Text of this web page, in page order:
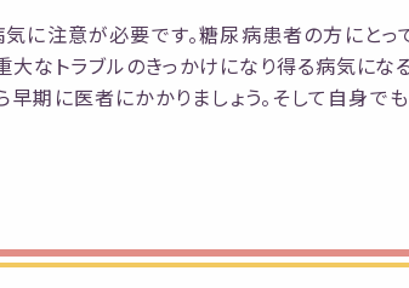
に注意が必要です。糖尿病患者の方にとっ
大なトラブルのきっかけになり得る病気になる
期に医者にかかりましょう。そして自身で